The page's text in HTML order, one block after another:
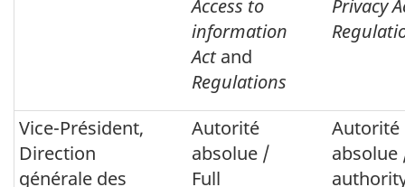
Access to
information
Actand
Regulations
Privacy
Vice-Président,
Direction
générale des
Autorité
absolue /
Full
Autorité